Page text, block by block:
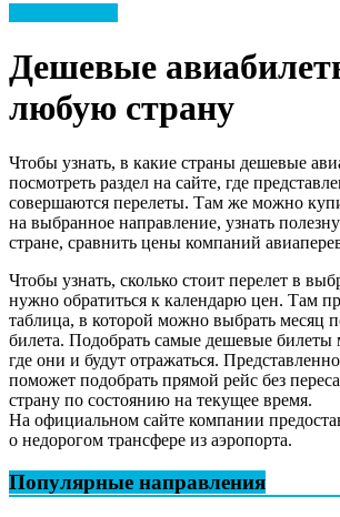
Дешевые
любую страну
Чтобы узнать, в какие страны дешевые
посмотреть раздел на сайте, где
совершаются перелеты. Там же можно
на выбранное направление, узнать
стране, сравнить цены компаний
Чтобы узнать, сколько стоит перелет в
нужно обратиться к календарю цен. Там
таблица, в которой можно выбрать месяц
билета. Подобрать самые дешевые билеты
где они и будут отражаться.
поможет подобрать прямой рейс без
страну по состоянию на текущее время.
На официальном сайте компании
о недорогом трансфере из аэропорта.
Популярные направления